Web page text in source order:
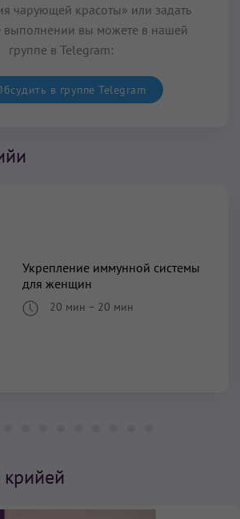
чарующей красоты» или задать
выполнении вы можете в нашей
группе в Telegram:
в группе Telegram
Укрепление иммунной системы
для женщин
20 мин – 20 мин
крийей